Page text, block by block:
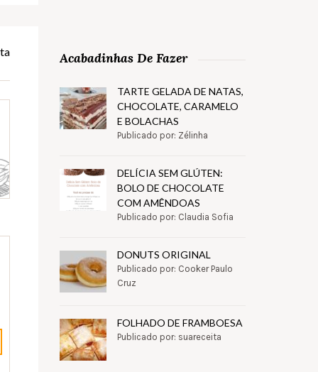
Acabadinhas De Fazer
TARTE GELADA DE NATAS,
CHOCOLATE, CARAMELO
E BOLACHAS
Publicado por: Zélinha
DELÍCIA SEM GLÚTEN:
BOLO DE CHOCOLATE
COM AMÊNDOAS
Publicado por: Claudia Sofia
DONUTS ORIGINAL
Publicado por: Cooker Paulo
Cruz
FOLHADO DE FRAMBOESA
Publicado por: suareceita